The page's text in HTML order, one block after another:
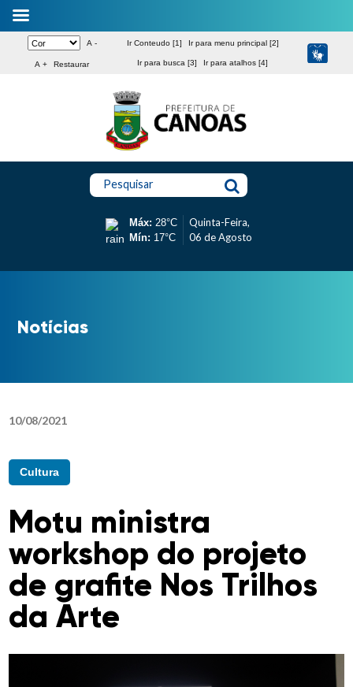
A -
A + Restaurar
Ir Conteudo [1] Ir para menu principal [2]
Ir para busca [3] Ir para atalhos [4]
Pesquisar
Máx: 28°C
Mín: 17°C
Quinta-Feira,
06 de Agosto
Notícias
10/08/2021
Cultura
Motu ministra
workshop do projeto
de grafite Nos Trilhos
da Arte